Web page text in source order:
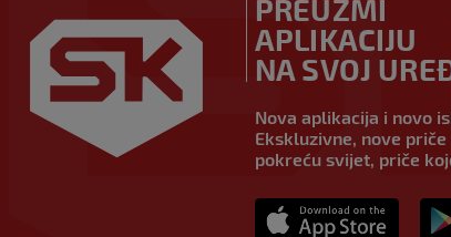
PREUZMI
APLIKACIJU
NA SVOJ
Nova aplikacija i novo
Ekskluzivne, nove
pokreću svijet, priče